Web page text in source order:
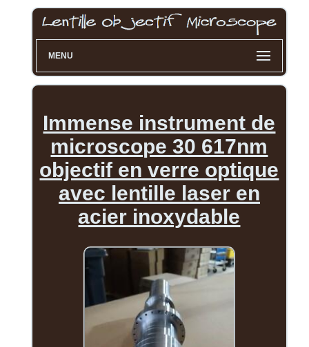
MENU
Immense instrument de
microscope 30 617nm
objectif en verre optique
avec lentille laser en
acier inoxydable